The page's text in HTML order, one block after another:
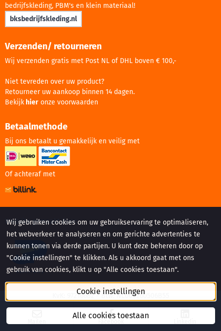
bedrijfskleding, PBM's en klein materiaal!
bksbedrijfskleding.nl
Verzenden/ retourneren
Wij verzenden gratis met Post NL of DHL boven € 100,-
Niet tevreden over uw product?
Retourneer uw aankoop binnen 14 dagen.
Bekijk hier onze voorwaarden
Betaalmethode
Bij ons betaalt u gemakkelijk en veilig met
Of achteraf met
Website gemaakt door:
KvK: 97216682 - Btw: NL005260506B55
©2026BKS Sport en Bedrijfskleding. All Rights Reserved.
Wij gebruiken cookies om uw gebruikservaring te optimaliseren,
het webverkeer te analyseren en om gerichte advertenties te
kunnen tonen via derde partijen. U kunt deze beheren door op
"Cookie instellingen" te klikken. Als u akkoord gaat met ons
gebruik van cookies, klikt u op "Alle cookies toestaan".
Cookie instellingen
Alle cookies toestaan